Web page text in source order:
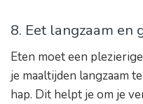
8. Eet langzaam en
Eten moet een
je maaltijden langzaam
hap. Dit helpt je om je